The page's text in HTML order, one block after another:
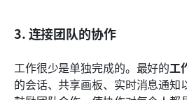
3. 连接团队的协作
工作很少是单独完成的。最好的工
的会话、共享画板、实时消息通知